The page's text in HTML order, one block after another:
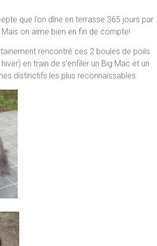
que l’on dîne en terrasse 365 jours par
on aime bien en fin de compte!
rencontré ces 2 boules de poils
en train de s’enfiler un Big Mac et un
distinctifs les plus reconnaissables.